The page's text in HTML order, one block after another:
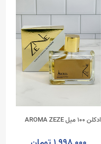
ادکلن 100 میل AROMA ZEZE